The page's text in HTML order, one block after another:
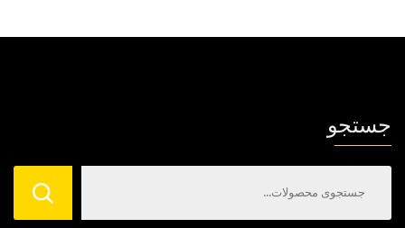
می
است
می
است
در
صفحه
جستجو